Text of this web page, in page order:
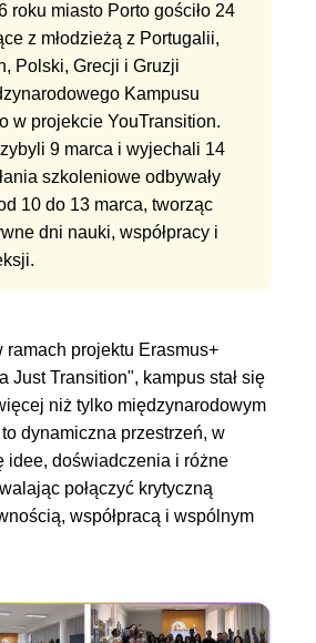
roku miasto Porto gościło 24
z młodzieżą z Portugalii,
Polski, Grecji i Gruzji
Kampusu
w projekcie YouTransition.
9 marca i wyjechali 14
szkoleniowe odbywały
10 do 13 marca, tworząc
dni nauki, współpracy i
ramach projektu Erasmus+
Just Transition", kampus stał się
niż tylko międzynarodowym
dynamiczna przestrzeń, w
idee, doświadczenia i różne
połączyć krytyczną
współpracą i wspólnym